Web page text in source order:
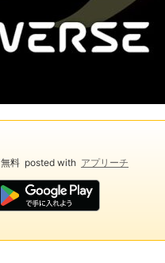
無料 posted with アプリーチ